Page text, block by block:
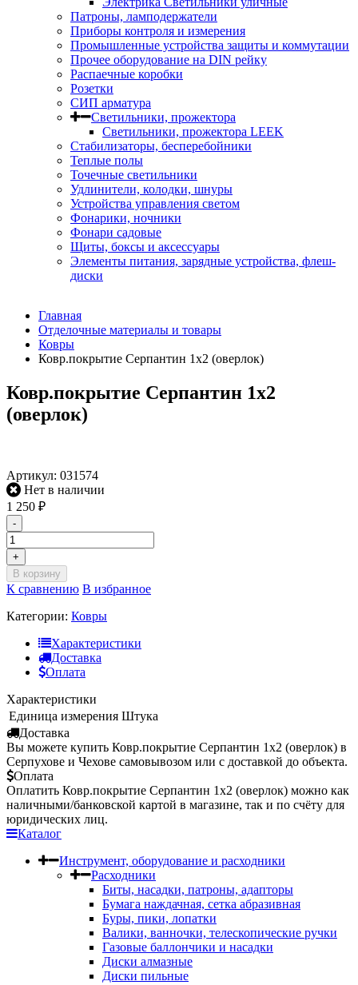
Патроны, ламподержатели
Приборы контроля и измерения
Промышленные устройства защиты и коммутации
Прочее оборудование на DIN рейку
Распаечные коробки
Розетки
СИП арматура
Светильники, прожектора
Светильники, прожектора LEEK
Стабилизаторы, бесперебойники
Теплые полы
Точечные светильники
Удлинители, колодки, шнуры
Устройства управления светом
Фонарики, ночники
Фонари садовые
Щиты, боксы и аксессуары
Элементы питания, зарядные устройства, флеш-
диски
Главная
Отделочные материалы и товары
Ковры
Ковр.покрытие Серпантин 1х2 (оверлок)
Ковр.покрытие Серпантин 1х2
(оверлок)
Артикул: 031574
Нет в наличии
1 250 ₽
-
+
В корзину
К сравнению В избранное
Категории: Ковры
Характеристики
Доставка
Оплата
Характеристики
Единица измерения Штука
Доставка
Вы можете купить Ковр.покрытие Серпантин 1х2 (оверлок) в
Серпухове и Чехове самовывозом или с доставкой до объекта.
Оплата
Оплатить Ковр.покрытие Серпантин 1х2 (оверлок) можно как
наличными/банковской картой в магазине, так и по счёту для
юридических лиц.
Каталог
Инструмент, оборудование и расходники
Расходники
Биты, насадки, патроны, адапторы
Бумага наждачная, сетка абразивная
Буры, пики, лопатки
Валики, ванночки, телескопические ручки
Газовые баллончики и насадки
Диски алмазные
Диски пильные